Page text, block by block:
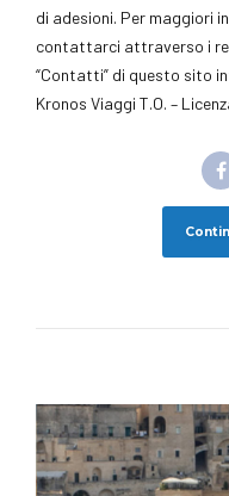
di adesioni. Per maggiori
contattarci attraverso i
“Contatti” di questo sito
Kronos Viaggi T.O. –